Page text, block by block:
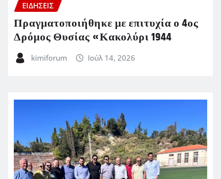
ΕΙΔΗΣΕΙΣ
Πραγματοποιήθηκε με επιτυχία ο 4ος
Δρόμος Θυσίας «Κακολύρι 1944
kimiforum Ιούλ 14, 2026